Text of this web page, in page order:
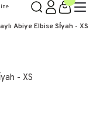
Abiye Elbise Si̇yah - XS
- XS